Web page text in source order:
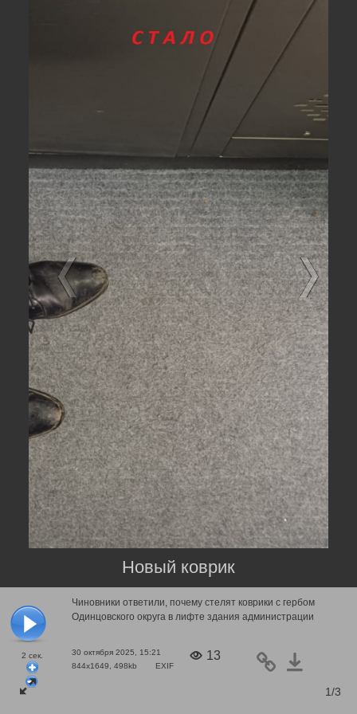
2 сек.
Чиновники ответили, почему стелят коврики с гербом
Одинцовского округа в лифте здания администрации
30 октября 2025, 15:21
844x1649, 498kb
EXIF
13
1/3
Новый коврик